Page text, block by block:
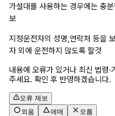
가설대를 사용하는 경우에는 충
보
지정운전자의 성명,연락처 등을
자 외에 운전하지 않도록 할것
내용에 오류가 있거나 최신 법령
주세요. 확인 후 반영하겠습니다.
오류 제보
외움
애매
모름